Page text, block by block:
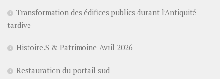
Transformation des édifices publics durant l’Antiquité
tardive
Histoire.S & Patrimoine-Avril 2026
Restauration du portail sud